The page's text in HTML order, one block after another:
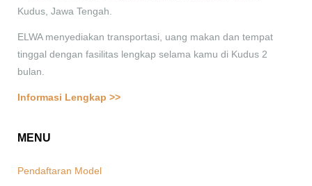
Kudus, Jawa Tengah.
ELWA menyediakan transportasi, uang makan dan tempat
tinggal dengan fasilitas lengkap selama kamu di Kudus 2
bulan.
Informasi Lengkap >>
MENU
Pendaftaran Model